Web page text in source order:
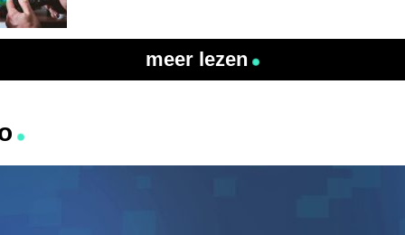
meer lezen